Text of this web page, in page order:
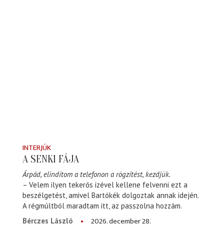
INTERJÚK
A SENKI FÁJA
Árpád, elindítom a telefonon a rögzítést, kezdjük.
– Velem ilyen tekerős izével kellene felvenni ezt a
beszélgetést, amivel Bartókék dolgoztak annak idején.
A régmúltból maradtam itt, az passzolna hozzám.
Bérczes László
2026. december 28.